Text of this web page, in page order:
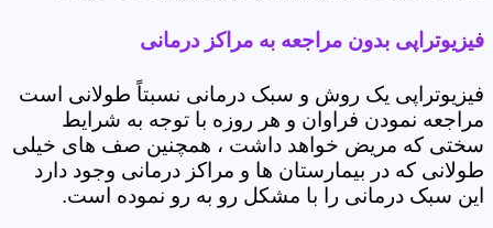
فیزیوتراپی بدون مراجعه به مراکز درمانی
فیزیوتراپی یک روش و سبک درمانی نسبتاً طولانی است
مراجعه نمودن فراوان و هر روزه با توجه به شرایط
سختی که مریض خواهد داشت ، همچنین صف های خیلی
طولانی که در بیمارستان ها و مراکز درمانی وجود دارد
این سبک درمانی را با مشکل رو به رو نموده است.